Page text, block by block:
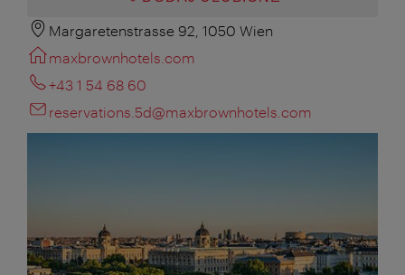
Margaretenstrasse 92, 1050 Wien
maxbrownhotels.com
+43 1 54 68 60
reservations.5d@maxbrownhotels.com